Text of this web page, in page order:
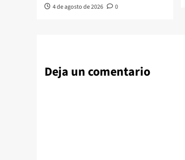
4 de agosto de 2026 0
Deja un comentario